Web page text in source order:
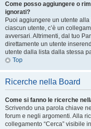
Come posso aggiungere o
ignorati?
Puoi aggiungere un utente
ciascun utente, c’è un
avversari. Altrimenti, dal tuo
direttamente un utente
utente dalla lista dalla stessa
Top
Ricerche nella Board
Come si fanno le ricerche
Scrivendo una parola chiave
forum e negli argomenti. Alla
collegamento “Cerca” visibile